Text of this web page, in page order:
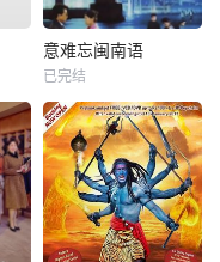
意难忘闽南语
已完结